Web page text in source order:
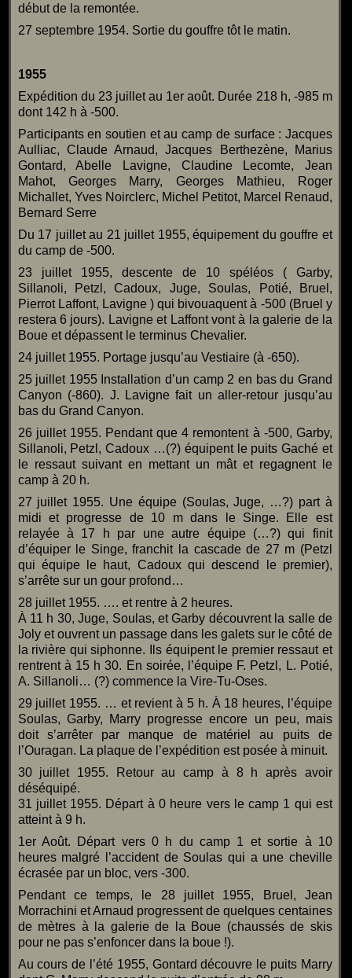
début de la remontée.
27 septembre 1954. Sortie du gouffre tôt le matin.
1955
Expédition du 23 juillet au 1er août. Durée 218 h, -985 m
dont 142 h à -500.
Participants en soutien et au camp de surface : Jacques
Aulliac, Claude Arnaud, Jacques Berthezène, Marius
Gontard, Abelle Lavigne, Claudine Lecomte, Jean
Mahot, Georges Marry, Georges Mathieu, Roger
Michallet, Yves Noirclerc, Michel Petitot, Marcel Renaud,
Bernard Serre
Du 17 juillet au 21 juillet 1955, équipement du gouffre et
du camp de -500.
23 juillet 1955, descente de 10 spéléos ( Garby,
Sillanoli, Petzl, Cadoux, Juge, Soulas, Potié, Bruel,
Pierrot Laffont, Lavigne ) qui bivouaquent à -500 (Bruel y
restera 6 jours). Lavigne et Laffont vont à la galerie de la
Boue et dépassent le terminus Chevalier.
24 juillet 1955. Portage jusqu’au Vestiaire (à -650).
25 juillet 1955 Installation d’un camp 2 en bas du Grand
Canyon (-860). J. Lavigne fait un aller-retour jusqu’au
bas du Grand Canyon.
26 juillet 1955. Pendant que 4 remontent à -500, Garby,
Sillanoli, Petzl, Cadoux …(?) équipent le puits Gaché et
le ressaut suivant en mettant un mât et regagnent le
camp à 20 h.
27 juillet 1955. Une équipe (Soulas, Juge, …?) part à
midi et progresse de 10 m dans le Singe. Elle est
relayée à 17 h par une autre équipe (…?) qui finit
d’équiper le Singe, franchit la cascade de 27 m (Petzl
qui équipe le haut, Cadoux qui descend le premier),
s’arrête sur un gour profond…
28 juillet 1955. …. et rentre à 2 heures.
À 11 h 30, Juge, Soulas, et Garby découvrent la salle de
Joly et ouvrent un passage dans les galets sur le côté de
la rivière qui siphonne. Ils équipent le premier ressaut et
rentrent à 15 h 30. En soirée, l’équipe F. Petzl, L. Potié,
A. Sillanoli… (?) commence la Vire-Tu-Oses.
29 juillet 1955. … et revient à 5 h. À 18 heures, l’équipe
Soulas, Garby, Marry progresse encore un peu, mais
doit s’arrêter par manque de matériel au puits de
l’Ouragan. La plaque de l’expédition est posée à minuit.
30 juillet 1955. Retour au camp à 8 h après avoir
déséquipé.
31 juillet 1955. Départ à 0 heure vers le camp 1 qui est
atteint à 9 h.
1er Août. Départ vers 0 h du camp 1 et sortie à 10
heures malgré l’accident de Soulas qui a une cheville
écrasée par un bloc, vers -300.
Pendant ce temps, le 28 juillet 1955, Bruel, Jean
Morrachini et Arnaud progressent de quelques centaines
de mètres à la galerie de la Boue (chaussés de skis
pour ne pas s’enfoncer dans la boue !).
Au cours de l’été 1955, Gontard découvre le puits Marry